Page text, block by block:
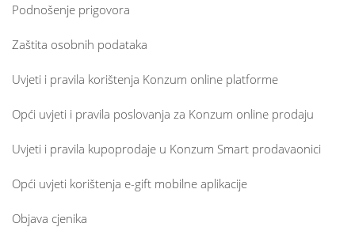
Podnošenje prigovora
Zaštita osobnih podataka
Uvjeti i pravila korištenja Konzum online platforme
Opći uvjeti i pravila poslovanja za Konzum online prodaju
Uvjeti i pravila kupoprodaje u Konzum Smart prodavaonici
Opći uvjeti korištenja e-gift mobilne aplikacije
Objava cjenika